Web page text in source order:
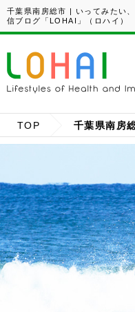
千葉県南房総市 | いってみたい
信ブログ「LOHAI」（ロハイ）
TOP 千葉県南房